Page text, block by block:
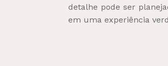
detalhe pode ser
em uma experiência